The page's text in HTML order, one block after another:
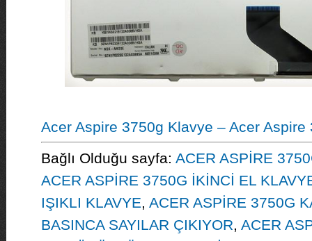
Acer Aspire 3750g Klavye – Acer
Bağlı Olduğu sayfa: ACER ASPİRE
ACER ASPİRE 3750G İKİNCİ EL
IŞIKLI KLAVYE, ACER ASPİRE 3750G
BASINCA SAYILAR ÇIKIYOR, ACER